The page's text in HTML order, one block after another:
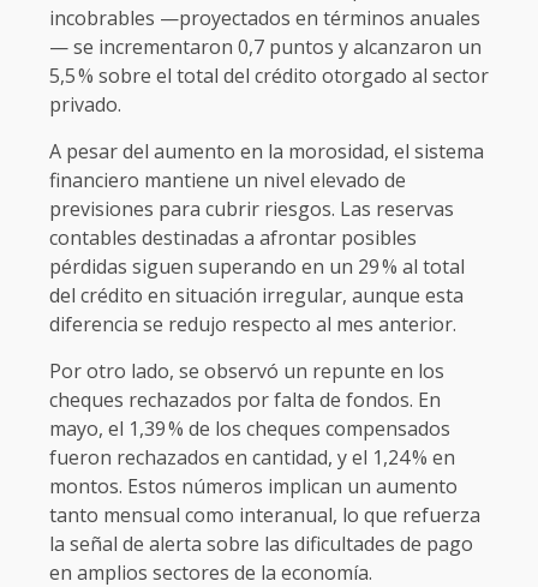
incobrables —proyectados en términos anuales
— se incrementaron 0,7 puntos y alcanzaron un
5,5 % sobre el total del crédito otorgado al sector
privado.
A pesar del aumento en la morosidad, el sistema
financiero mantiene un nivel elevado de
previsiones para cubrir riesgos. Las reservas
contables destinadas a afrontar posibles
pérdidas siguen superando en un 29 % al total
del crédito en situación irregular, aunque esta
diferencia se redujo respecto al mes anterior.
Por otro lado, se observó un repunte en los
cheques rechazados por falta de fondos. En
mayo, el 1,39 % de los cheques compensados
fueron rechazados en cantidad, y el 1,24 % en
montos. Estos números implican un aumento
tanto mensual como interanual, lo que refuerza
la señal de alerta sobre las dificultades de pago
en amplios sectores de la economía.